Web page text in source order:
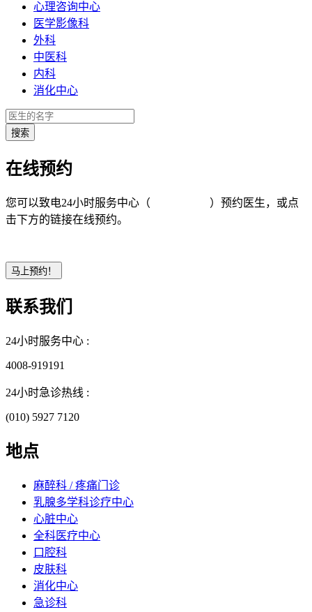
心理咨询中心
医学影像科
外科
中医科
内科
消化中心
在线预约
您可以致电24小时服务中心（
）预约医生，或点
击下方的链接在线预约。
联系我们
24小时服务中心 :
4008-919191
24小时急诊热线 :
(010) 5927 7120
地点
麻醉科 / 疼痛门诊
乳腺多学科诊疗中心
心脏中心
全科医疗中心
口腔科
皮肤科
消化中心
急诊科